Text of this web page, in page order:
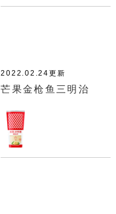
2022.02.24更新
芒果金枪鱼三明治